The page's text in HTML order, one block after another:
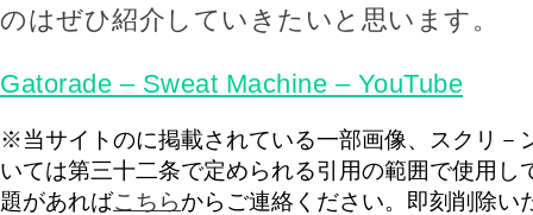
のはぜひ紹介していきたいと思います。
Gatorade – Sweat Machine – YouTube
※当サイトのに掲載されている一部画像、スクリ－
いては第三十二条で定められる引用の範囲で使用し
題があればこちらからご連絡ください。即刻削除い